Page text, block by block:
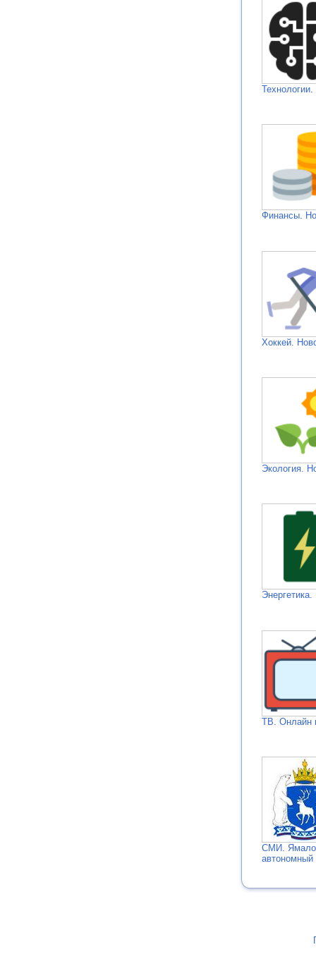
Финансы.
Хоккей.
Экология.
ТВ. Онлайн
СМИ.
автономный